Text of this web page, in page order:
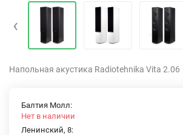
‹
Напольная акустика Radiotehnika Vita 2.06
Балтия Молл:
Нет в наличии
Ленинский, 8: